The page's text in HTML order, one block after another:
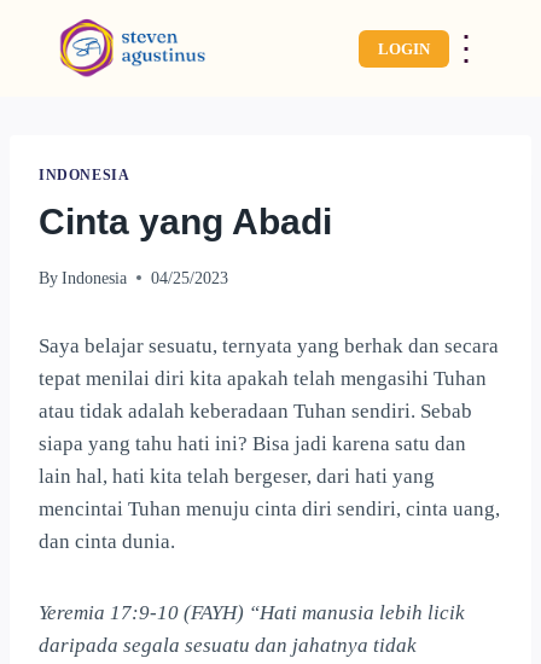
LOGIN ⋮
INDONESIA
Cinta yang Abadi
By Indonesia 04/25/2023
Saya belajar sesuatu, ternyata yang berhak dan secara
tepat menilai diri kita apakah telah mengasihi Tuhan
atau tidak adalah keberadaan Tuhan sendiri. Sebab
siapa yang tahu hati ini? Bisa jadi karena satu dan
lain hal, hati kita telah bergeser, dari hati yang
mencintai Tuhan menuju cinta diri sendiri, cinta uang,
dan cinta dunia.
Yeremia 17:9-10 (FAYH) “Hati manusia lebih licik
daripada segala sesuatu dan jahatnya tidak